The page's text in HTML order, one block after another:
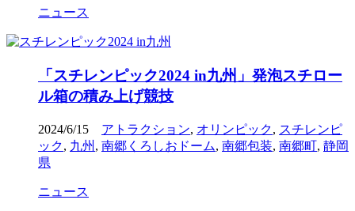
ニュース
「スチレンピック2024 in九州」発泡スチロー
ル箱の積み上げ競技
2024/6/15 アトラクション, オリンピック, スチレンピ
ック, 九州 , 南郷くろしおドーム, 南郷包装, 南郷町, 静岡
県
ニュース